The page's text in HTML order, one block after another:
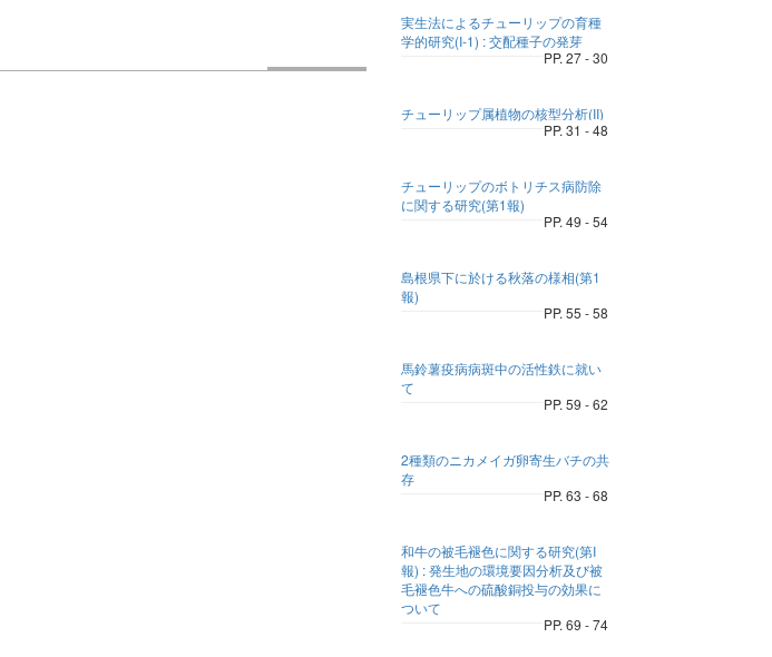
実生法によるチューリップの育種
学的研究(I-1) : 交配種子の発芽
PP. 27 - 30
チューリップ属植物の核型分析(II)
PP. 31 - 48
チューリップのボトリチス病防除
に関する研究(第1報)
PP. 49 - 54
島根県下に於ける秋落の様相(第1
報)
PP. 55 - 58
馬鈴薯疫病病斑中の活性鉄に就い
て
PP. 59 - 62
2種類のニカメイガ卵寄生バチの共
存
PP. 63 - 68
和牛の被毛褪色に関する研究(第I
報) : 発生地の環境要因分析及び被
毛褪色牛への硫酸銅投与の効果に
ついて
PP. 69 - 74